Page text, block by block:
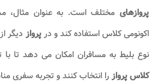
پروازهای مختلف است. به عنوان مثال،
اکونومی کلاس استفاده کند و درپروازدیگر
نوع بلیط به مسافران امکان می دهد تا با
کلاس پروازرا انتخاب کنند و تجربه سفری